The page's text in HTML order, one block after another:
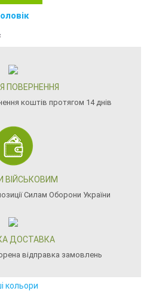
ПОВЕРНЕННЯ
коштів протягом 14 днів
ВІЙСЬКОВИМ
Силам Оборони України
ДОСТАВКА
відправка замовлень
кольори